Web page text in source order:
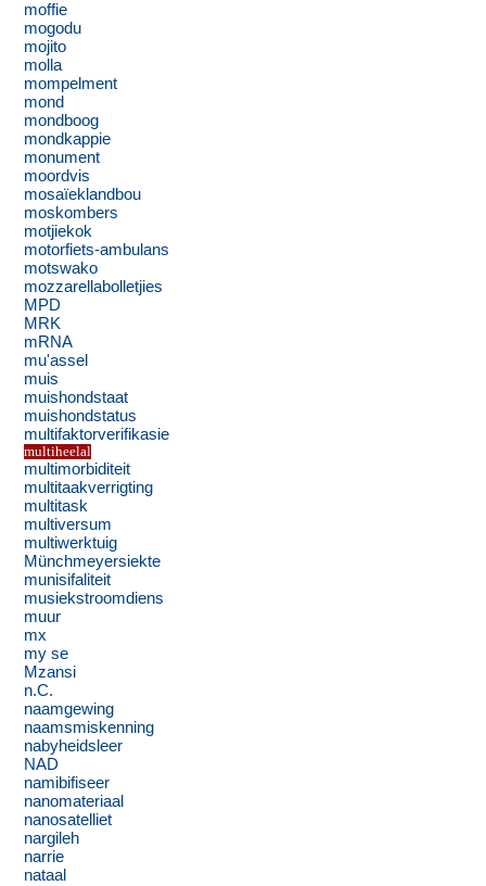
moffie
mogodu
mojito
molla
mompelment
mond
mondboog
mondkappie
monument
moordvis
mosaïeklandbou
moskombers
motjiekok
motorfiets-ambulans
motswako
mozzarellabolletjies
MPD
MRK
mRNA
mu'assel
muis
muishondstaat
muishondstatus
multifaktorverifikasie
multiheelal
multimorbiditeit
multitaakverrigting
multitask
multiversum
multiwerktuig
Münchmeyersiekte
munisifaliteit
musiekstroomdiens
muur
mx
my se
Mzansi
n.C.
naamgewing
naamsmiskenning
nabyheidsleer
NAD
namibifiseer
nanomateriaal
nanosatelliet
nargileh
narrie
nataal